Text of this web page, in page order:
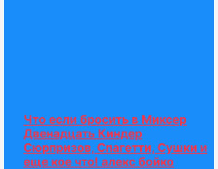
Что если бросить в Миксер
Двенадцать Киндер
Сюрпризов, Спагетти, Сушки и
еще кое что! алекс бойко